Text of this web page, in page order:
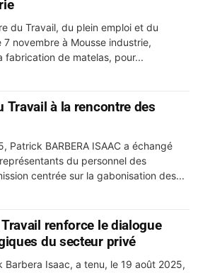
du Travail, du plein emploi et du
7 novembre à Mousse industrie,
fabrication de matelas, pour...
Travail à la rencontre des
Patrick BARBERA ISAAC a échangé
du personnel des
centrée sur la gabonisation des...
renforce le dialogue
du secteur privé
Barbera Isaac, a tenu, le 19 août 2025,